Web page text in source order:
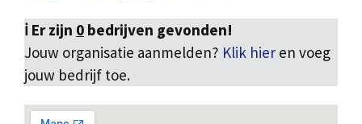
ℹ️ Er zijn 0 bedrijven gevonden!
Jouw organisatie aanmelden? Klik hier en voeg
jouw bedrijf toe.